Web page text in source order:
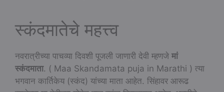
स्कंदमातेचे महत्त्व
नवरात्रीच्या पाचव्या दिवशी पूजली जाणारी देवी म्हणजे मां
स्कंदमाता. ( Maa Skandamata puja in Marathi ) त्या
भगवान कार्तिकेय (स्कंद) यांच्या माता आहेत. सिंहावर आरूढ